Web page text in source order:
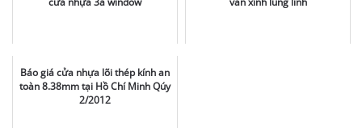
Báo giá cửa nhựa lõi thép kính an
toàn 8.38mm tại Hồ Chí Minh Qúy
2/2012